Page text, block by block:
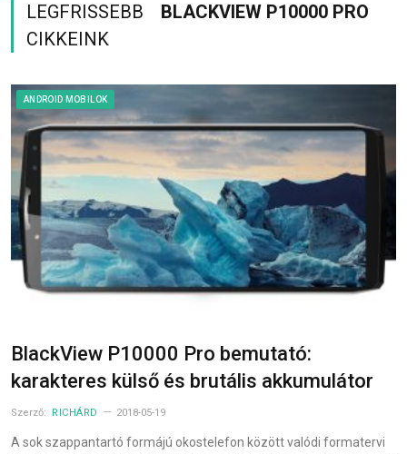
LEGFRISSEBB
BLACKVIEW P10000 PRO
CIKKEINK
ANDROID MOBILOK
BlackView P10000 Pro bemutató:
karakteres külső és brutális akkumulátor
Szerző: RICHÁRD 2018-05-19
A sok szappantartó formájú okostelefon között valódi formatervi